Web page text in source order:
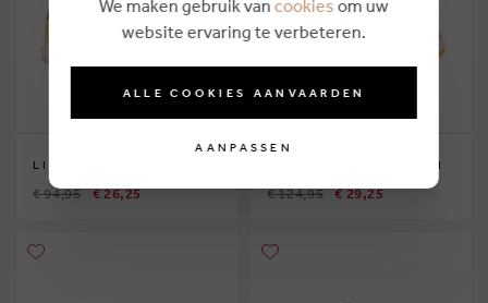
LITTLE DAVID
€ 94,95 € 26,25
FRANCO ROMAGNOLI
€ 124,95 € 29,25
We maken gebruik van cookies om uw
website ervaring te verbeteren.
ALLE COOKIES AANVAARDEN
AANPASSEN